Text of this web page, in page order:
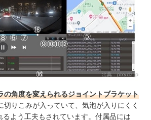
出典：pixyda.jp
の角度を変えられるジョイントブラケット
切りこみが入っていて、気泡が入りにくく
るよう工夫もされています。付属品には